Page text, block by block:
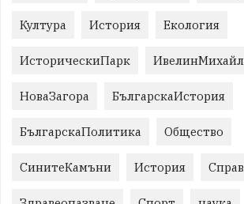
Култура История Екология
ИсторическиПарк
НоваЗагора БългарскаИстория
БългарскаПолитика Общество
СинитеКамъни История